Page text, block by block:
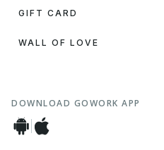
GIFT CARD
WALL OF LOVE
DOWNLOAD GOWORK APP